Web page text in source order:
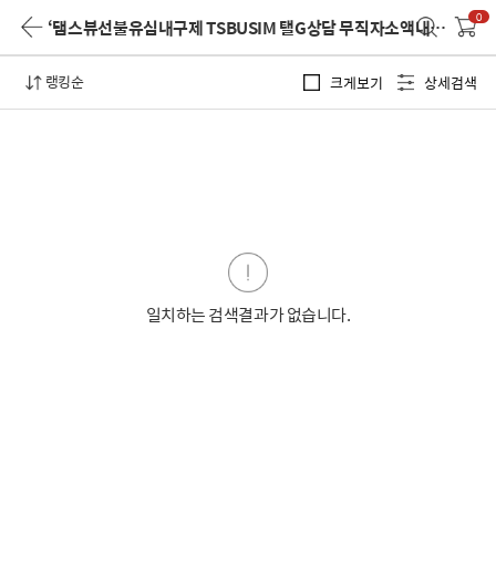
‘탬스뷰선불유심내구제 TSBUSIM 탤G상담 무직자소액내구제 후불유심내구제 현역병사당일소액대출 파주시 선불유심 현금화방법’ 0
랭킹순 크게보기 상세검색
일치하는 검색결과가 없습니다.